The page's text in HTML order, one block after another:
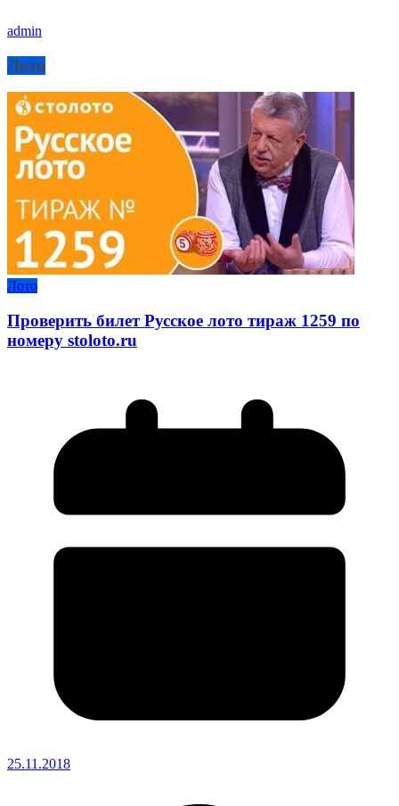
admin
Лото
Лото
Проверить билет Русское лото тираж 1259 по
номеру stoloto.ru
25.11.2018